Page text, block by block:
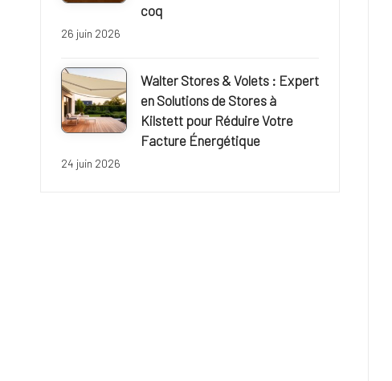
coq
26 juin 2026
Walter Stores & Volets : Expert
en Solutions de Stores à
Kilstett pour Réduire Votre
Facture Énergétique
24 juin 2026